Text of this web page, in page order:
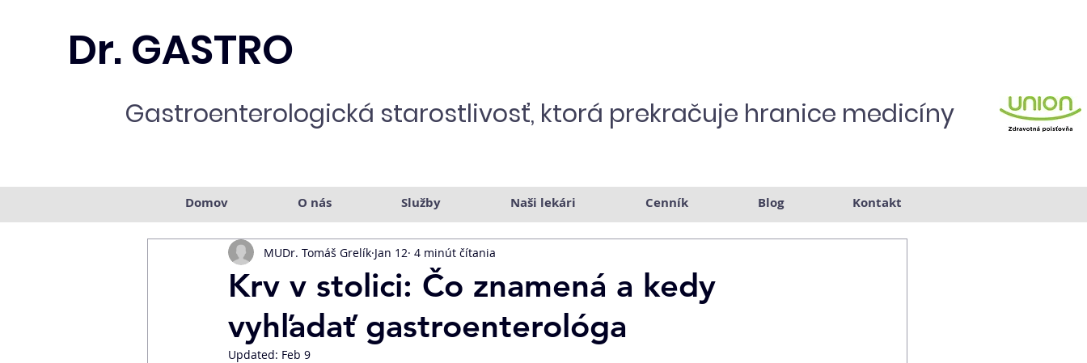
Dr. GASTRO
Gastroenterologická starostlivosť, ktorá prekračuje hranice medicíny
Domov O nás Služby Naši lekári Cenník Blog Kontakt
Krv v stolici: Čo znamená a kedy
vyhľadať gastroenterológa
MUDr. Tomáš Grelík Jan 12 4 minút čítania
Updated: Feb 9